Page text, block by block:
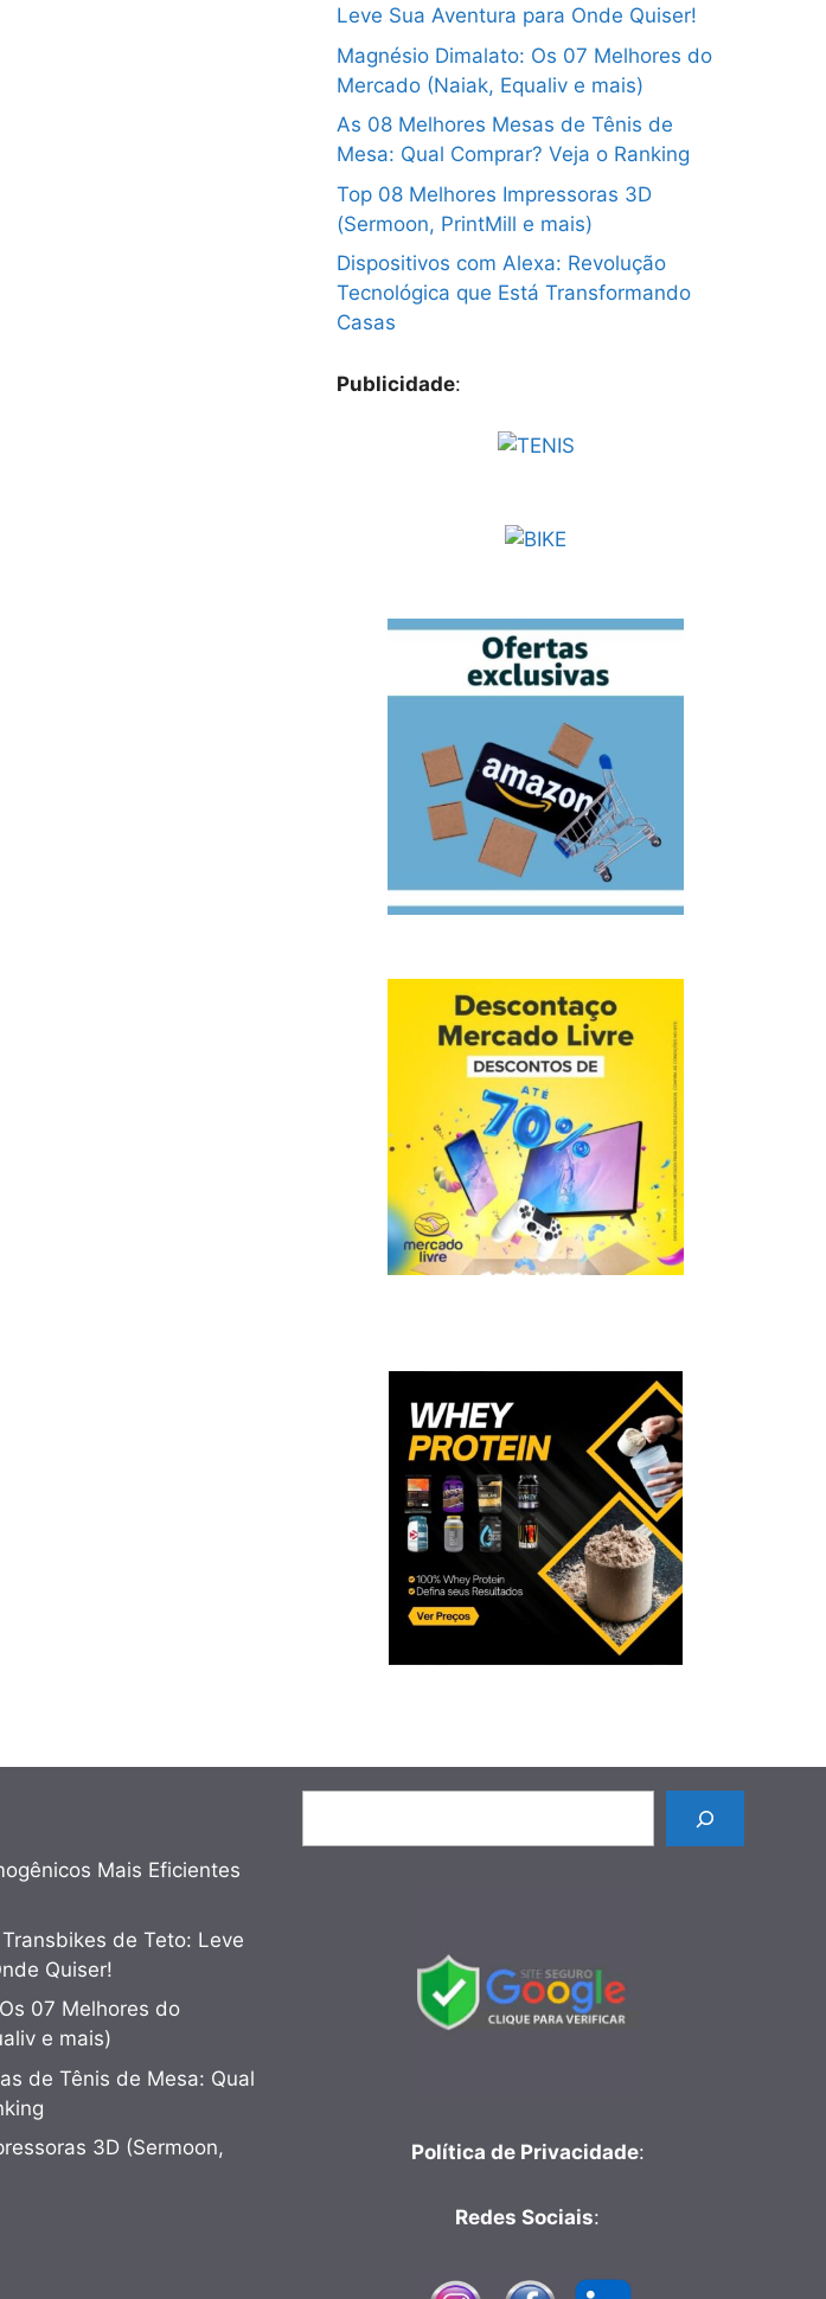
Leve Sua Aventura para Onde Quiser!
Magnésio Dimalato: Os 07 Melhores do
Mercado (Naiak, Equaliv e mais)
As 08 Melhores Mesas de Tênis de
Mesa: Qual Comprar? Veja o Ranking
Top 08 Melhores Impressoras 3D
(Sermoon, PrintMill e mais)
Dispositivos com Alexa: Revolução
Tecnológica que Está Transformando
Casas
Publicidade:
Mais Eficientes
de Teto: Leve
Quiser!
07 Melhores do
e mais)
de Tênis de Mesa: Qual
3D (Sermoon,
Política de Privacidade:
Redes Sociais: